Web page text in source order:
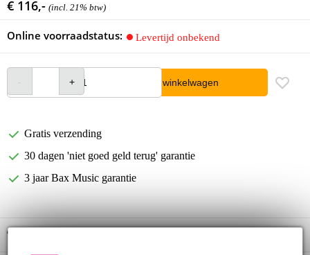
€ 116,- (incl. 21% btw)
Online voorraadstatus: Levertijd onbekend
In winkelwagen
Gratis verzending
30 dagen 'niet goed geld terug' garantie
3 jaar Bax Music garantie